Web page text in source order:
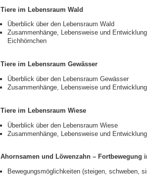
Tiere im Lebensraum Wald
Überblick über den Lebensraum Wald
Zusammenhänge, Lebensweise und
Eichhörnchen
Tiere im Lebensraum Gewässer
Überblick über den Lebensraum Gewässer
Zusammenhänge, Lebensweise und
Tiere im Lebensraum Wiese
Überblick über den Lebensraum Wiese
Zusammenhänge, Lebensweise und
Ahornsamen und Löwenzahn – Fortbewegung
Bewegungsmöglichkeiten (steigen, schweben,